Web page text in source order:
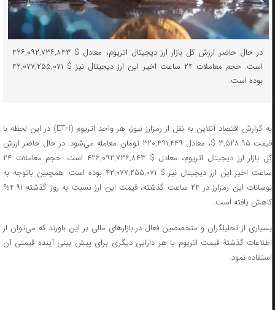
در حال حاضر ارزش کل بازار ارز دیجیتال اتریوم، معادل $ ۴۲۶,۰۹۲,۷۳۶,۸۴۳
است. حجم معاملات ۲۴ ساعت اخیر این ارز دیجیتال نیز $ ۴۲,۰۷۷,۲۵۵,۰۷۱
بوده است.
به گزارش اقتصاد آنلاین به نقل از رمزارز نیوز، هر واحد اتریوم (ETH) در این لحظه با
قیمت ۳,۵۲۸.۹۵ $، معادل ۳۲۰,۴۹۱,۴۴۹ تومان معامله می‌شود. در حال حاضر ارزش
کل بازار ارز دیجیتال اتریوم، معادل $ ۴۲۶,۰۹۲,۷۳۶,۸۴۳ است. حجم معاملات ۲۴
ساعت اخیر این ارز دیجیتال نیز $ ۴۲,۰۷۷,۲۵۵,۰۷۱ بوده است. همچنین باتوجه به
نوسانات این رمزارز در ۲۴ ساعت گذشته، قیمت این ارز نسبت به روز گذشته ۴.۹۱%
کاهش یافته است.
بسیاری از تحلیلگران و متخصصین فعال در بازار‌های مالی بر این باورند که می‌توان از
اطلاعات گذشتۀ قیمت اتریوم یا هر دارایی دیگری برای پیش بینی آینده قیمتی آن
استفاده نمود.